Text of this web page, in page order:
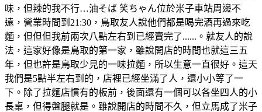
味，但辣的我不行…油そば 笑ちゃん位於米子車站周邊不
遠，營業時間到21:30，鳥取友人說他們都是喝完酒再過來吃
麵，但但但我前兩次八點左右到已經賣完了......。就友人的說
法，這家好像是鳥取的第一家，雖說開店的時間也就這三五
年，但也許是鳥取少見的一味拉麵，所以生意一直很好。這天
我們是5點半左右到的，店裡已經坐滿了人，還小小等了一
下。除了拉麵店慣有的板前，後面還有一個可以各坐四人的小
長桌，但得盤腿就是。雖說開店的時間不久，但立馬成了米子